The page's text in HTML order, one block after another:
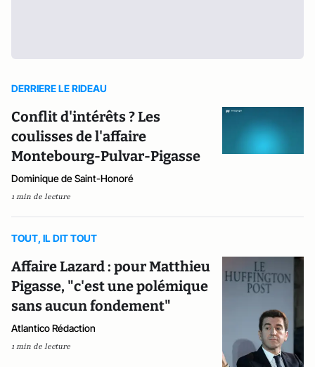
DERRIERE LE RIDEAU
Conflit d'intérêts ? Les
coulisses de l'affaire
Montebourg-Pulvar-Pigasse
Dominique de Saint-Honoré
1 min de lecture
TOUT, IL DIT TOUT
Affaire Lazard : pour Matthieu
Pigasse, "c'est une polémique
sans aucun fondement"
Atlantico Rédaction
1 min de lecture